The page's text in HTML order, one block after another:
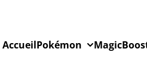
AccueilPokémon Magic